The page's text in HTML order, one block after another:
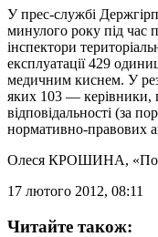
У прес-службі
минулого року під час
інспектори
експлуатації 429
медичним киснем. У
яких 103 — керівники,
відповідальності (за
нормативно-правових
Олеся КРОШИНА,
17 лютого 2012, 08:11
Читайте також: